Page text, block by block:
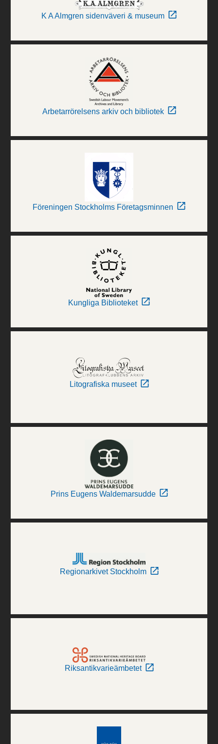
K A Almgren sidenväveri & museum
Arbetarrörelsens arkiv och bibliotek
Föreningen Stockholms Företagsminnen
Kungliga Biblioteket
Litografiska museet
Prins Eugens Waldemarsudde
Regionarkivet Stockholm
Riksantikvarieämbetet